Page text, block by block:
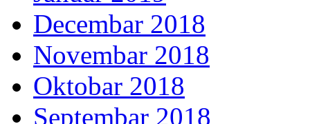
Decembar 2018
Novembar 2018
Oktobar 2018
Septembar 2018